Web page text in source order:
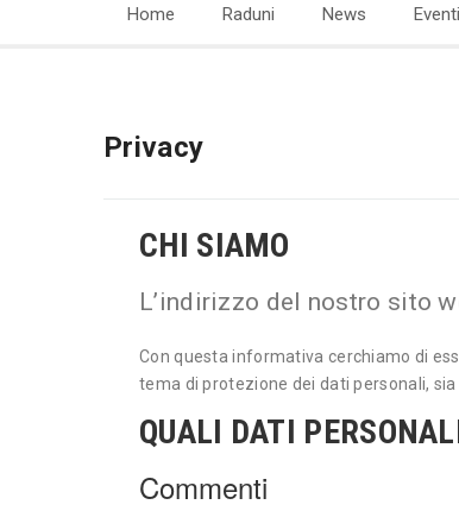
Home Raduni News Eventi
Privacy
CHI SIAMO
L’indirizzo del nostro sito
Con questa informativa cerchiamo di
tema di protezione dei dati personali,
QUALI DATI
Commenti